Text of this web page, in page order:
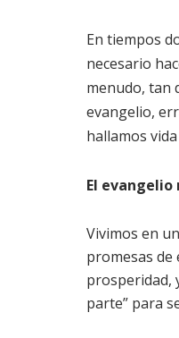
En tiempos
necesario
menudo, tan
evangelio,
hallamos
El evangelio
Vivimos en
promesas
prosperidad,
parte” para